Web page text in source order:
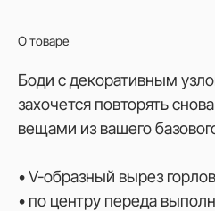
О товаре
Боди с декоративным
захочется повторять
вещами из вашего
• V-образный вырез
• по центру переда